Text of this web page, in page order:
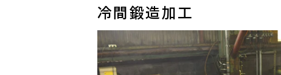
冷間鍛造加工